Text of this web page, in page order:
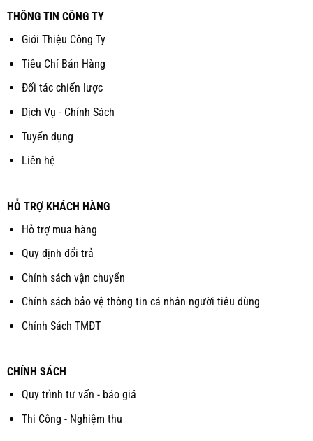
THÔNG TIN CÔNG TY
Giới Thiệu Công Ty
Tiêu Chí Bán Hàng
Đối tác chiến lược
Dịch Vụ - Chính Sách
Tuyển dụng
Liên hệ
HỖ TRỢ KHÁCH HÀNG
Hỗ trợ mua hàng
Quy định đổi trả
Chính sách vận chuyển
Chính sách bảo vệ thông tin cá nhân người tiêu dùng
Chính Sách TMĐT
CHÍNH SÁCH
Quy trình tư vấn - báo giá
Thi Công - Nghiệm thu